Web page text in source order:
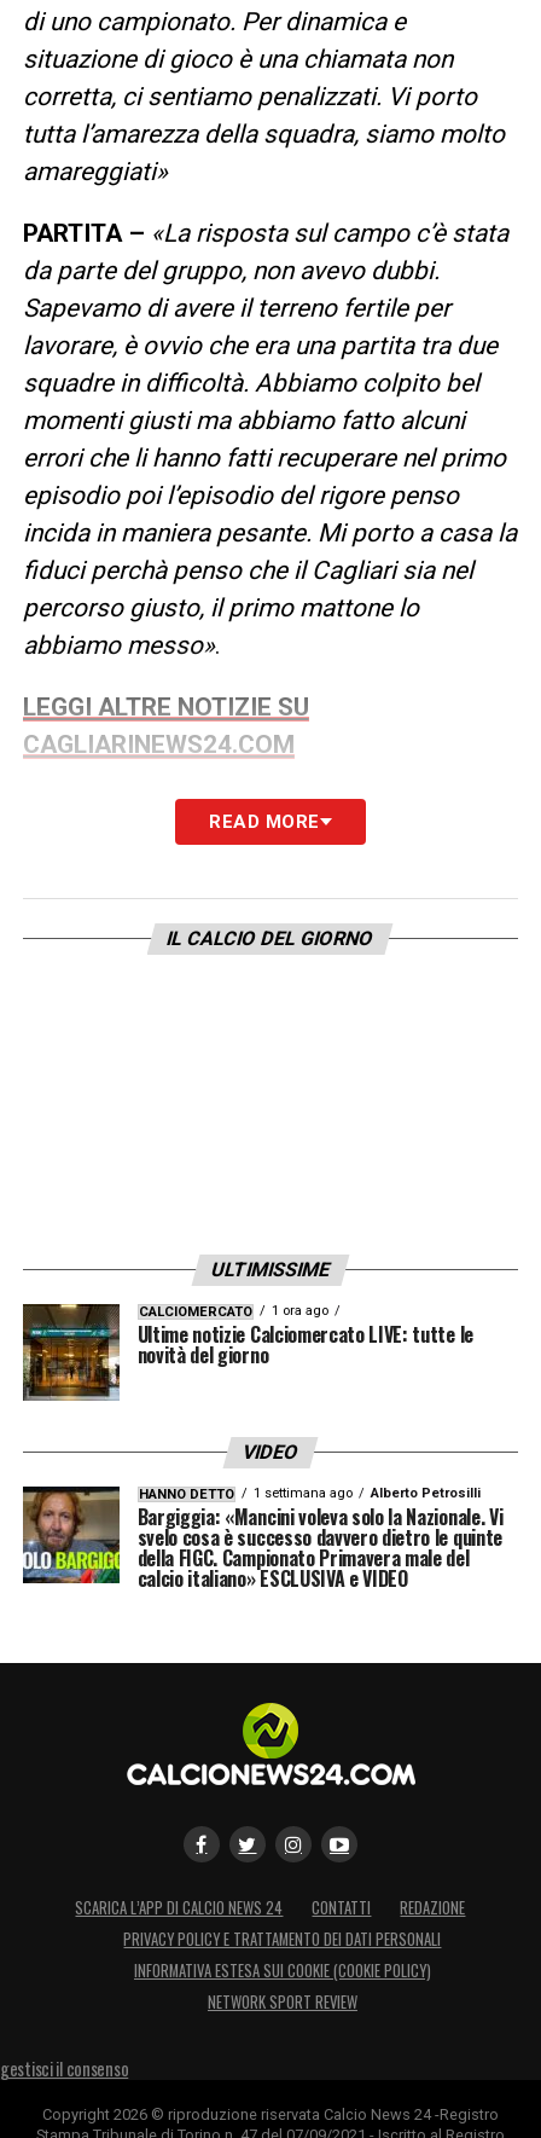
di uno campionato. Per dinamica e
situazione di gioco è una chiamata non
corretta, ci sentiamo penalizzati. Vi porto
tutta l’amarezza della squadra, siamo molto
amareggiati»
PARTITA – «La risposta sul campo c’è stata
da parte del gruppo, non avevo dubbi.
Sapevamo di avere il terreno fertile per
lavorare, è ovvio che era una partita tra due
squadre in difficoltà. Abbiamo colpito bel
momenti giusti ma abbiamo fatto alcuni
errori che li hanno fatti recuperare nel primo
episodio poi l’episodio del rigore penso
incida in maniera pesante. Mi porto a casa la
fiduci perchà penso che il Cagliari sia nel
percorso giusto, il primo mattone lo
abbiamo messo».
LEGGI ALTRE NOTIZIE SU
CAGLIARINEWS24.COM
LA PLAYLIST DELLE NOSTRE TOP NEWS
READ MORE
IL CALCIO DEL GIORNO
ULTIMISSIME
CALCIOMERCATO 1 ora ago
Ultime notizie Calciomercato LIVE: tutte le
novità del giorno
VIDEO
HANNO DETTO 1 settimana ago Alberto Petrosilli
Bargiggia: «Mancini voleva solo la Nazionale. Vi
svelo cosa è successo davvero dietro le quinte
della FIGC. Campionato Primavera male del
calcio italiano» ESCLUSIVA e VIDEO
SCARICA L’APP DI CALCIO NEWS 24 CONTATTI
REDAZIONE
PRIVACY POLICY E TRATTAMENTO DEI DATI PERSONALI
INFORMATIVA ESTESA SUI COOKIE (COOKIE POLICY)
NETWORK SPORT REVIEW
gestisci il consenso
Copyright 2026 © riproduzione riservata Calcio News 24 -Registro